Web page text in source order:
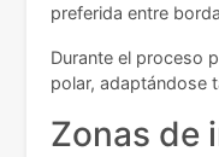
preferida entre
Durante el proceso
polar, adaptándose
Zonas de